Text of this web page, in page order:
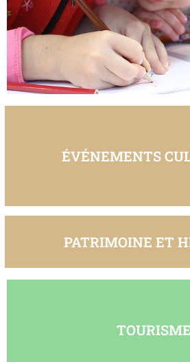
ÉVÉNEMENTS
PATRIMOINE ET
TOURISME